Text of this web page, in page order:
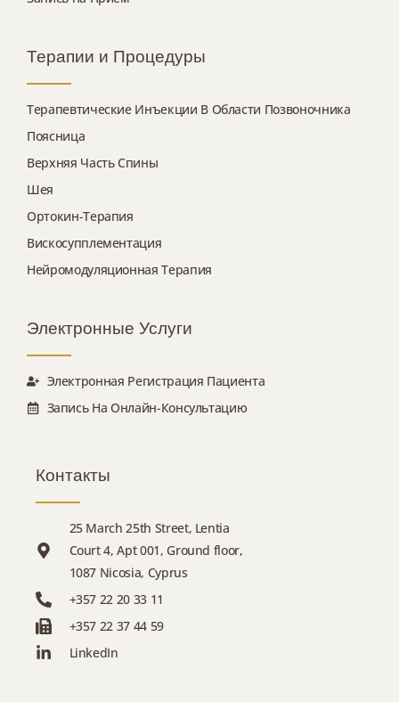
Терапии и Процедуры
Терапевтические Инъекции В Области Позвоночника
Поясница
Верхняя Часть Спины
Шея
Ортокин-Терапия
Вискосупплементация
Нейромодуляционная Терапия
Электронные Услуги
Электронная Регистрация Пациента
Запись На Онлайн-Консультацию
Контакты
25 March 25th Street, Lentia
Court 4, Apt 001, Ground floor,
1087 Nicosia, Cyprus
+357 22 20 33 11
+357 22 37 44 59
LinkedIn